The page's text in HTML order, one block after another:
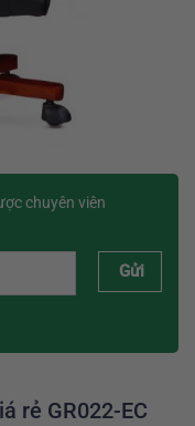
chuyên viên
Gửi
rẻ GR022-EC